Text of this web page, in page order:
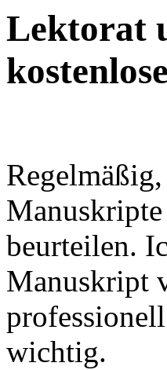
Lektorat
beurteilen.
Manuskript
wichtig.